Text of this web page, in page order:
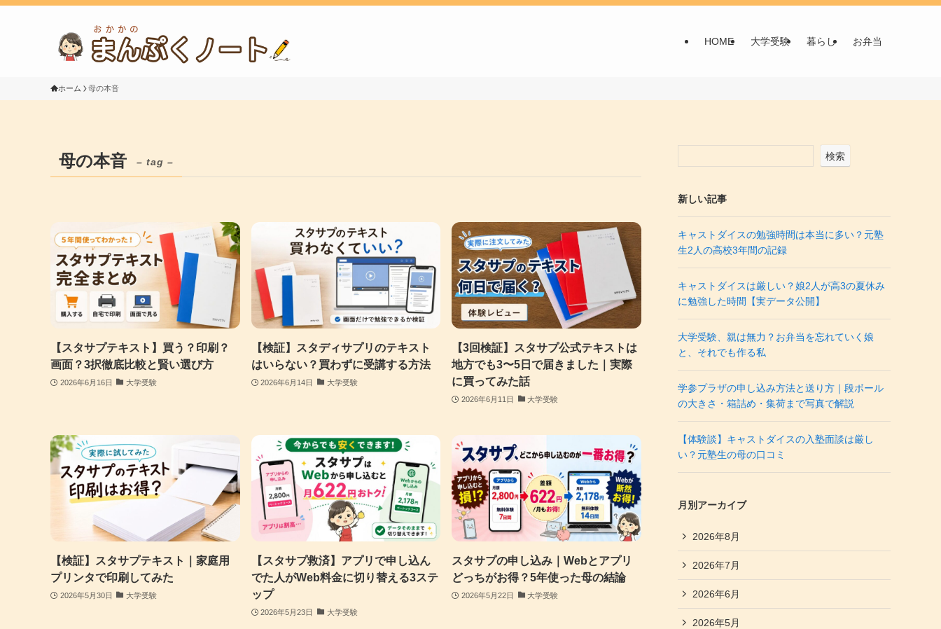
HOME 大学受験 暮らし お弁当
ホーム 母の本音
母の本音 – tag –
【スタサプテキスト】買う？印刷？
画面？3択徹底比較と賢い選び方
2026年6月16日 大学受験
【検証】スタディサプリのテキスト
はいらない？買わずに受講する方法
2026年6月14日 大学受験
【3回検証】スタサプ公式テキストは
地方でも3〜5日で届きました｜実際
に買ってみた話
2026年6月11日 大学受験
【検証】スタサプテキスト｜家庭用
プリンタで印刷してみた
2026年5月30日 大学受験
【スタサプ救済】アプリで申し込ん
でた人がWeb料金に切り替える3ステ
ップ
2026年5月23日 大学受験
スタサプの申し込み｜Webとアプリ
どっちがお得？5年使った母の結論
2026年5月22日 大学受験
検索
新しい記事
キャストダイスの勉強時間は本当に多い？元塾
生2人の高校3年間の記録
キャストダイスは厳しい？娘2人が高3の夏休み
に勉強した時間【実データ公開】
大学受験、親は無力？お弁当を忘れていく娘
と、それでも作る私
学参プラザの申し込み方法と送り方｜段ボール
の大きさ・箱詰め・集荷まで写真で解説
【体験談】キャストダイスの入塾面談は厳し
い？元塾生の母の口コミ
月別アーカイブ
2026年8月
2026年7月
2026年6月
2026年5月